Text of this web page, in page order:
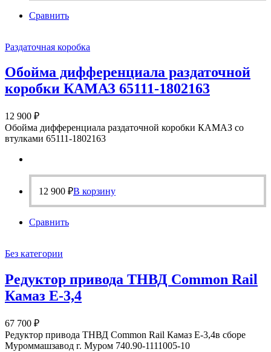
Сравнить
Раздаточная коробка
Обойма дифференциала раздаточной
коробки КАМАЗ 65111-1802163
12 900 ₽
Обойма дифференциала раздаточной коробки КАМАЗ со
втулками 65111-1802163
12 900 ₽В корзину
Сравнить
Без категории
Редуктор привода ТНВД Common Rail
Камаз Е-3,4
67 700 ₽
Редуктор привода ТНВД Common Rail Камаз Е-3,4в сборе
Муроммашзавод г. Муром 740.90-1111005-10